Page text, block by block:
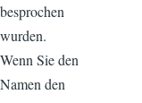
besprochen
wurden.
Wenn Sie den
Namen den